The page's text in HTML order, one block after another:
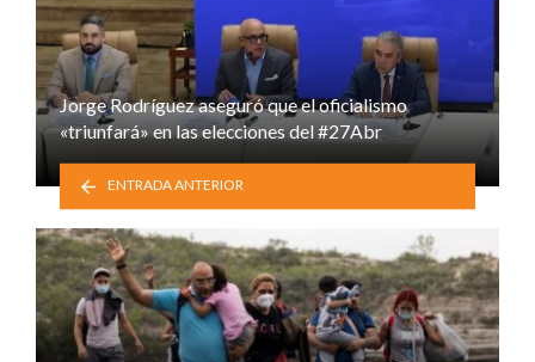
Jorge Rodríguez aseguró que el oficialismo
«triunfará» en las elecciones del #27Abr
ENTRADA ANTERIOR